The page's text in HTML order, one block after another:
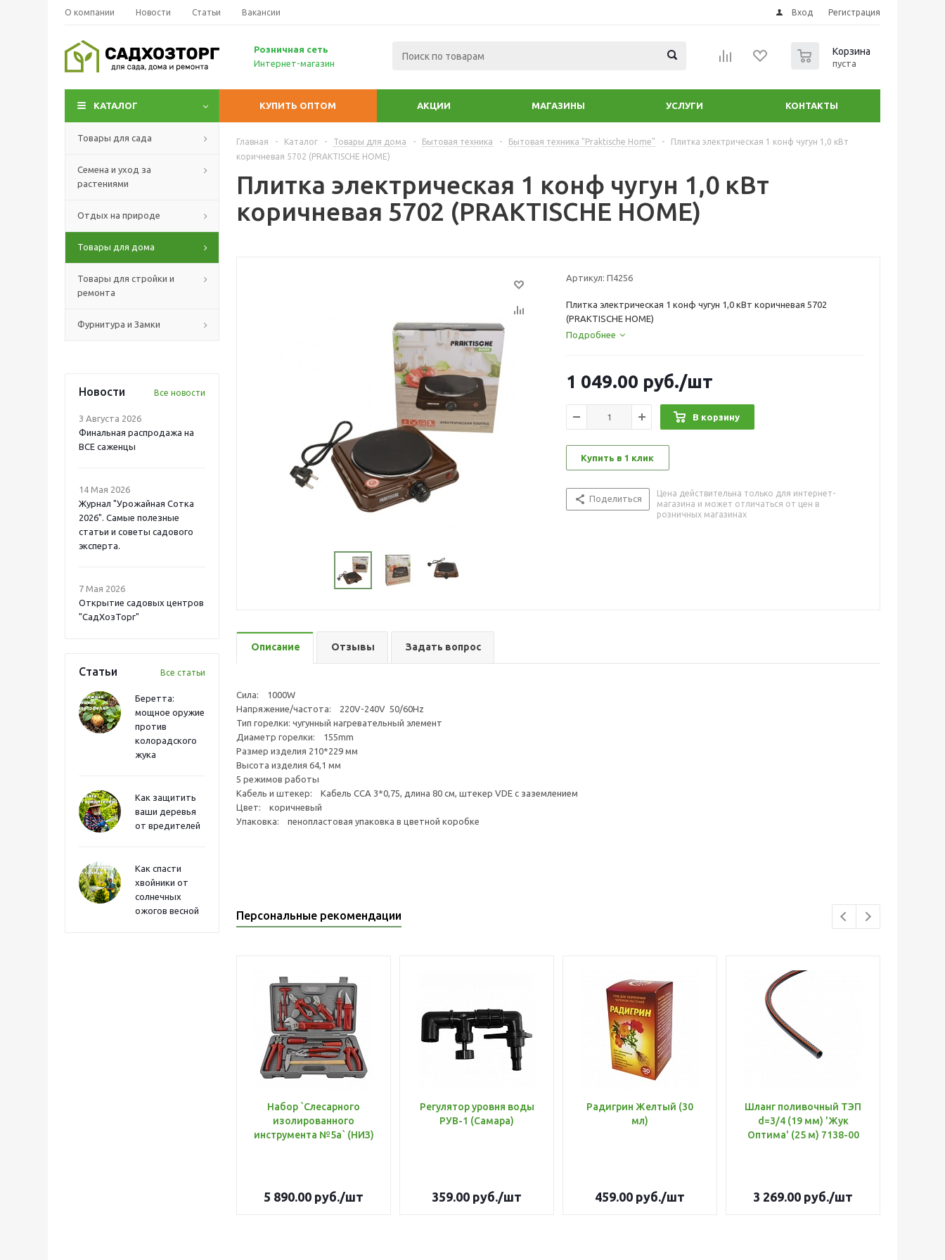
О компании Новости Статьи Вакансии Вход Регистрация
Розничная сеть
Интернет-магазин
Корзина
пуста
КАТАЛОГ КУПИТЬ ОПТОМ АКЦИИ МАГАЗИНЫ УСЛУГИ КОНТАКТЫ
Товары для сада
Семена и уход за
растениями
Отдых на природе
Товары для дома
Товары для стройки и
ремонта
Фурнитура и Замки
Новости Все новости
3 Августа 2026
Финальная распродажа на
ВСЕ саженцы
14 Мая 2026
Журнал "Урожайная Сотка
2026". Самые полезные
статьи и советы садового
эксперта.
7 Мая 2026
Открытие садовых центров
"СадХозТорг"
Статьи Все статьи
Беретта:
мощное оружие
против
колорадского
жука
Как защитить
ваши деревья
от вредителей
Как спасти
хвойники от
солнечных
ожогов весной
Главная - Каталог - Товары для дома - Бытовая техника - Бытовая техника "Praktische Home" -
Плитка электрическая 1 конф чугун 1,0 кВт
коричневая 5702 (PRAKTISCHE HOME)
Плитка электрическая 1 конф чугун 1,0 кВт
коричневая 5702 (PRAKTISCHE HOME)
Артикул: П4256
Плитка электрическая 1 конф чугун 1,0 кВт коричневая 5702
(PRAKTISCHE HOME)
Подробнее
1 049.00 руб./шт
В корзину
Купить в 1 клик
Поделиться
Цена действительна только для интернет-
магазина и может отличаться от цен в
розничных магазинах
Описание Отзывы Задать вопрос
Сила: 1000W
Напряжение/частота: 220V-240V 50/60Hz
Тип горелки: чугунный нагревательный элемент
Диаметр горелки: 155mm
Размер изделия 210*229 мм
Высота изделия 64,1 мм
5 режимов работы
Кабель и штекер: Кабель CCA 3*0,75, длина 80 см, штекер VDE с заземлением
Цвет: коричневый
Упаковка: пенопластовая упаковка в цветной коробке
Персональные рекомендации
Набор `Слесарного
изолированного
инструмента №5а` (НИЗ)
5 890.00 руб./шт
Регулятор уровня воды
РУВ-1 (Самара)
359.00 руб./шт
Радигрин Желтый (30
мл)
459.00 руб./шт
Шланг поливочный ТЭП
d=3/4 (19 мм) 'Жук
Оптима' (25 м) 7138-00
3 269.00 руб./шт